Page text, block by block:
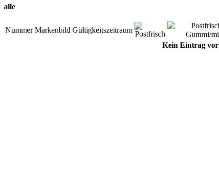
alle
Nummer Markenbild Gültigkeitszeitraum
Kein Eintrag